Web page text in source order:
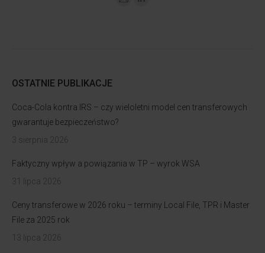
OSTATNIE PUBLIKACJE
Coca-Cola kontra IRS – czy wieloletni model cen transferowych
gwarantuje bezpieczeństwo?
3 sierpnia 2026
Faktyczny wpływ a powiązania w TP – wyrok WSA
31 lipca 2026
Ceny transferowe w 2026 roku – terminy Local File, TPR i Master
File za 2025 rok
13 lipca 2026